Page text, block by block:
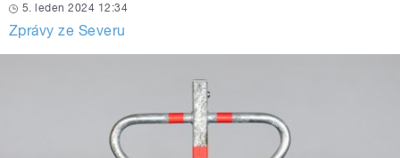
5. leden 2024 12:34
Zprávy ze Severu